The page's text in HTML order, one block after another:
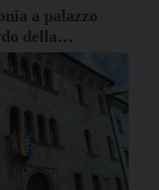
a palazzo
della